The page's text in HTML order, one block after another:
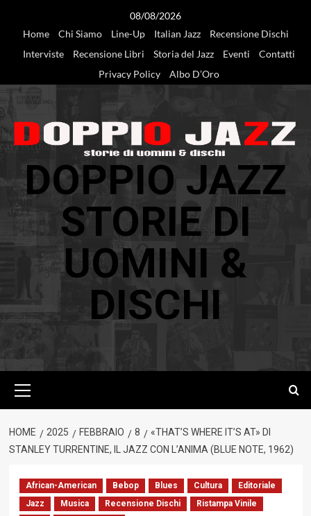
08/08/2026
Home
Chi Siamo Line-Up Italian Jazz
Recensione Dischi
Interviste
Recensione Libri Storia del Jazz Eventi
Contatti
Privacy Policy
Albo D’Oro
DOPPIO JAZZ
STORIE DI
UOMINI &
DISCHI
principale
HOME 2025 FEBBRAIO 8
«THAT’S WHERE IT’S AT» DI
STANLEY TURRENTINE, IL JAZZ CON L’ANIMA (BLUE NOTE, 1962)
African-American Bebop Blues Cultura
Editoriale
Jazz
Musica Recensione Dischi
Ristampa Vinile